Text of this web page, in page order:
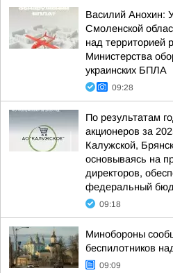
Василий Анохин:
Смоленской
над территорией
Министерства
украинских БПЛА
09:28
По результатам
акционеров за
Калужской,
основываясь на
директоров,
федеральный
09:18
Минобороны
беспилотников
09:09